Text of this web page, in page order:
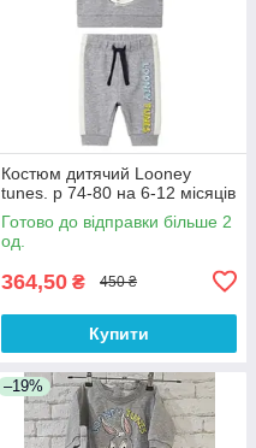
Костюм дитячий Looney
tunes. р 74-80 на 6-12 місяців
Готово до відправки більше 2
од.
364,50 ₴ 450 ₴
Купити
–19%